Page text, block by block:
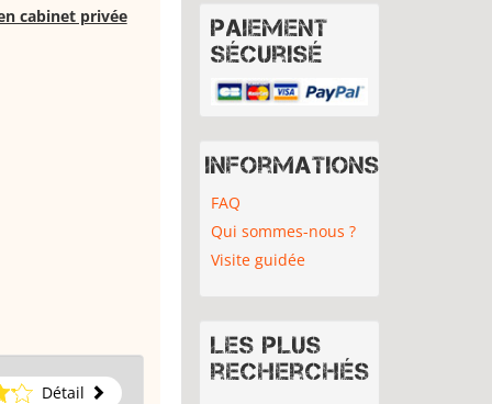
cabinet privée
Détail
Paiement
sécurisé
Informations
FAQ
Qui sommes-nous ?
Visite guidée
Les plus
recherchés